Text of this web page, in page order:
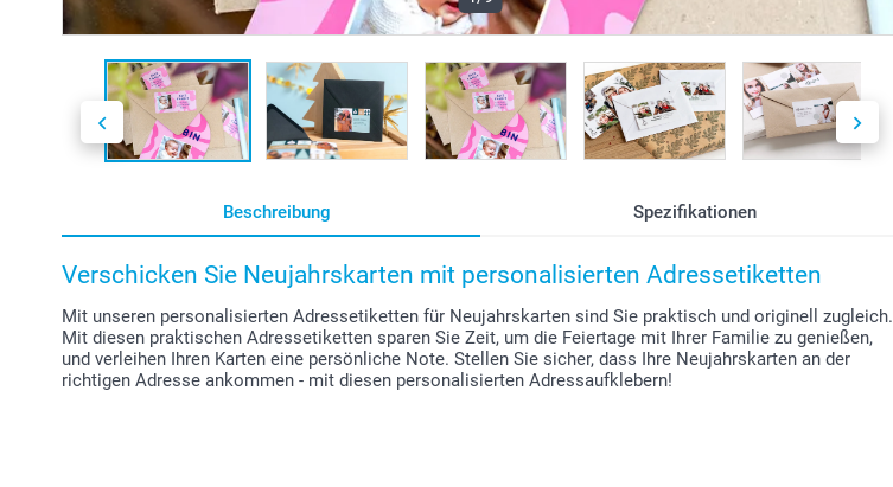
Beschreibung Spezifikationen
Verschicken Sie Neujahrskarten mit personalisierten Adressetiketten
Mit unseren personalisierten Adressetiketten für Neujahrskarten sind Sie praktisch und originell zugleich.
Mit diesen praktischen Adressetiketten sparen Sie Zeit, um die Feiertage mit Ihrer Familie zu genießen,
und verleihen Ihren Karten eine persönliche Note. Stellen Sie sicher, dass Ihre Neujahrskarten an der
richtigen Adresse ankommen - mit diesen personalisierten Adressaufklebern!